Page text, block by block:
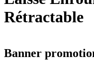
Rétractable
Banner